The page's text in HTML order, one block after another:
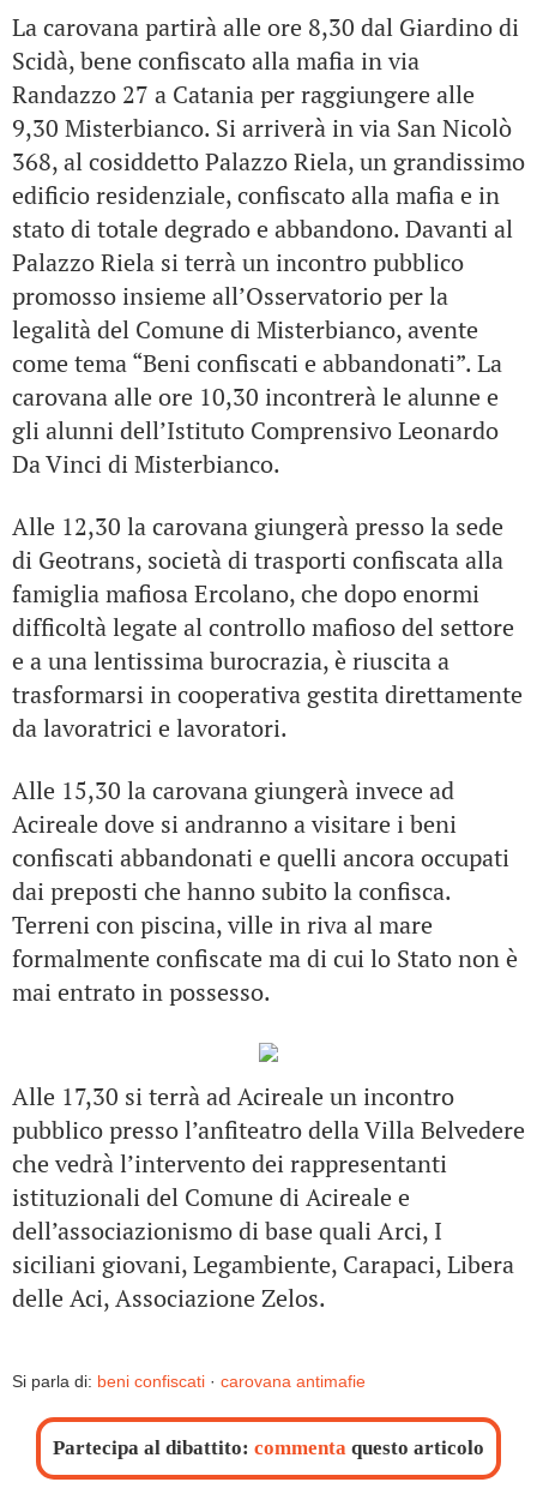
La carovana partirà alle ore 8,30 dal Giardino di
Scidà, bene confiscato alla mafia in via
Randazzo 27 a Catania per raggiungere alle
9,30 Misterbianco. Si arriverà in via San Nicolò
368, al cosiddetto Palazzo Riela, un grandissimo
edificio residenziale, confiscato alla mafia e in
stato di totale degrado e abbandono. Davanti al
Palazzo Riela si terrà un incontro pubblico
promosso insieme all’Osservatorio per la
legalità del Comune di Misterbianco, avente
come tema “Beni confiscati e abbandonati”. La
carovana alle ore 10,30 incontrerà le alunne e
gli alunni dell’Istituto Comprensivo Leonardo
Da Vinci di Misterbianco.
Alle 12,30 la carovana giungerà presso la sede
di Geotrans, società di trasporti confiscata alla
famiglia mafiosa Ercolano, che dopo enormi
difficoltà legate al controllo mafioso del settore
e a una lentissima burocrazia, è riuscita a
trasformarsi in cooperativa gestita direttamente
da lavoratrici e lavoratori.
Alle 15,30 la carovana giungerà invece ad
Acireale dove si andranno a visitare i beni
confiscati abbandonati e quelli ancora occupati
dai preposti che hanno subito la confisca.
Terreni con piscina, ville in riva al mare
formalmente confiscate ma di cui lo Stato non è
mai entrato in possesso.
Alle 17,30 si terrà ad Acireale un incontro
pubblico presso l’anfiteatro della Villa Belvedere
che vedrà l’intervento dei rappresentanti
istituzionali del Comune di Acireale e
dell’associazionismo di base quali Arci, I
siciliani giovani, Legambiente, Carapaci, Libera
delle Aci, Associazione Zelos.
Si parla di: beni confiscati · carovana antimafie
Partecipa al dibattito: commenta questo articolo